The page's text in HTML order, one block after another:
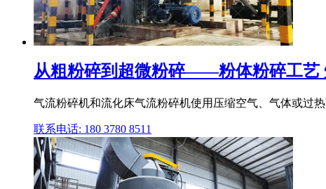
从粗粉碎到超微粉碎——粉体粉碎工艺
气流粉碎机和流化床气流粉碎机使用压缩空气、气体或过
联系电话: 180 3780 8511